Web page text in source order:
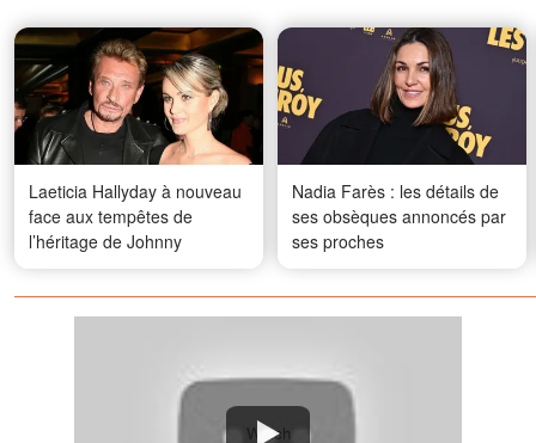
Laeticia Hallyday à nouveau
face aux tempêtes de
l’héritage de Johnny
Nadia Farès : les détails de
ses obsèques annoncés par
ses proches
Watch